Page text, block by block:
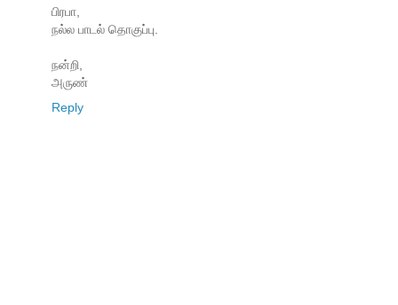
பிரபா,
நல்ல பாடல் தொகுப்பு.
நன்றி,
அருண்
Reply